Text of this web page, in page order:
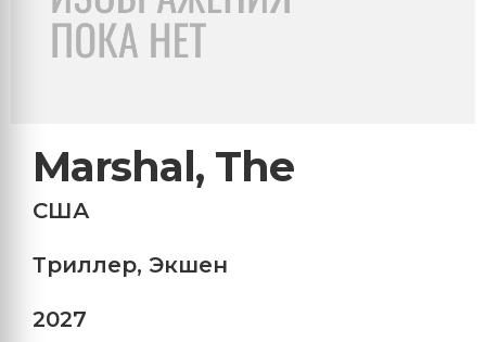
Marshal, The
США
Триллер, Экшен
2027